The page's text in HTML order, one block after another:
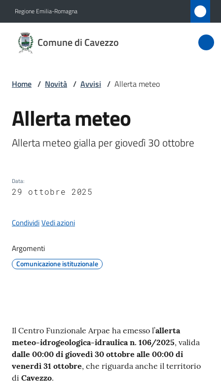
Regione Emilia-Romagna
Comune di Cavezzo
di
Menu selezionato
Vivere
Cavezzo
Protezione
civile
Sportello
telematico
Home / Novità / Avvisi / Allerta meteo
Salta al contenuto
Allerta meteo
Allerta meteo gialla per giovedì 30 ottobre
Data:
29 ottobre 2025
CondividiVedi azioni
Argomenti
Comunicazione istituzionale
Contenuto
Il Centro Funzionale Arpae ha emesso l’allerta
meteo-idrogeologica-idraulica n. 106/2025, valida
dalle 00:00 di giovedì 30 ottobre alle 00:00 di
venerdì 31 ottobre, che riguarda anche il territorio
di Cavezzo.